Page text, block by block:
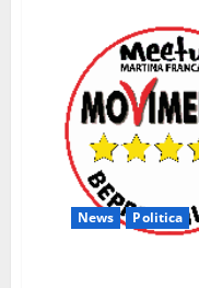
News Politica